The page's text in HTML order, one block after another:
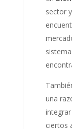
sector
sistema
una
ciertos